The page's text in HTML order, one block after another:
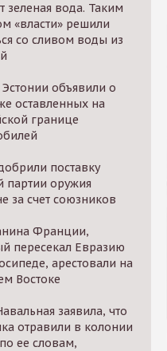
зеленая вода. Таким
«власти» решили
со сливом воды из
Эстонии объявили о
оставленных на
границе
поставку
партии оружия
за счет союзников
Франции,
пересекал Евразию
арестовали на
Востоке
заявила, что
отравили в колонии
ее словам,